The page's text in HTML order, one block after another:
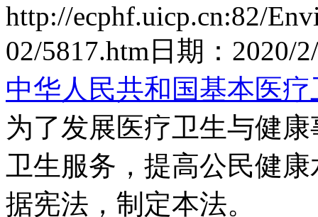
http://ecphf.uicp.cn:82/
02/5817.htm 日期： 2020/
中华人民共和国基本医
为了发展医疗卫生与健
卫生服务，提高公民健
据宪法，制定本法。